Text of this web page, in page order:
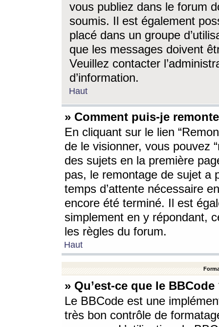
vous publiez dans le forum
soumis. Il est également
placé dans un groupe
que les messages doivent
Veuillez contacter
d’information.
Haut
» Comment puis-je
En cliquant sur le lien
de le visionner, vous pouvez
des sujets en la première
pas, le remontage de sujet a
temps d’attente nécessaire
encore été terminé. Il est
simplement en y répondant,
les règles du forum.
Haut
» Qu’est-ce que le BBCode
Le BBCode est une
très bon contrôle de